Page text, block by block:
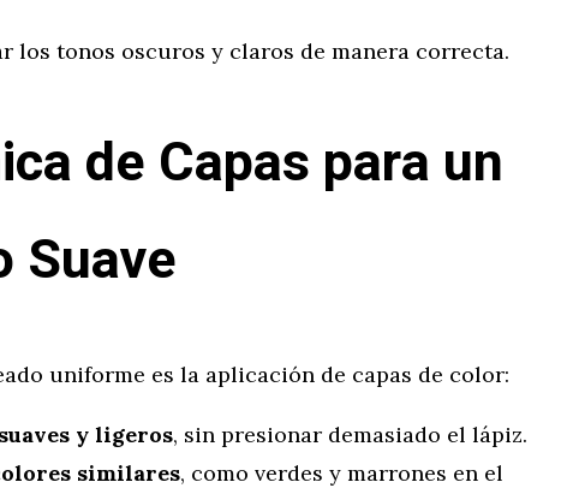
los tonos oscuros y claros de manera correcta.
de Capas para un
Suave
uniforme es la aplicación de capas de color:
y ligeros, sin presionar demasiado el lápiz.
similares, como verdes y marrones en el